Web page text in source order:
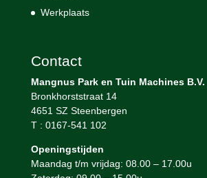
Werkplaats
Contact
Mangnus Park en Tuin Machines B.V.
Bronkhorststraat 14
4651 SZ Steenbergen
T : 0167-541 102
Openingstijden
Maandag t/m vrijdag: 08.00 – 17.00u